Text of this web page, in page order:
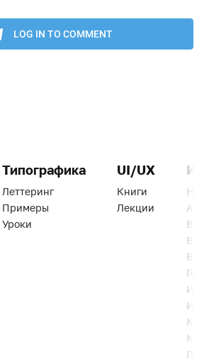
Типографика
Леттеринг
Примеры
Уроки
UI/UX
Книги
Лекции
Веб